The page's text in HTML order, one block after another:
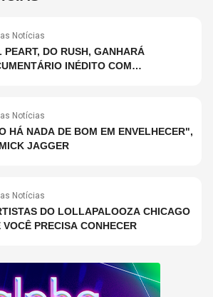
Notícias
PEART, DO RUSH, GANHARÁ
INÉDITO COM
Notícias
HÁ NADA DE BOM EM ENVELHECER",
JAGGER
Notícias
DO LOLLAPALOOZA CHICAGO
VOCÊ PRECISA CONHECER